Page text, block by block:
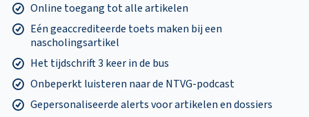
Online toegang tot alle artikelen
Eén geaccrediteerde toets maken bij een
nascholingsartikel
Het tijdschrift 3 keer in de bus
Onbeperkt luisteren naar de NTVG-podcast
Gepersonaliseerde alerts voor artikelen en dossiers